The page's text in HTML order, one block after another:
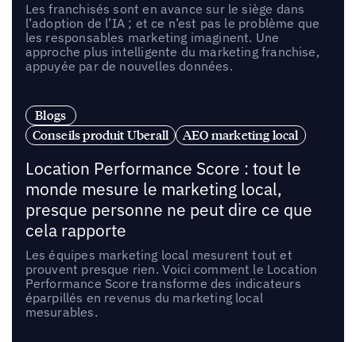
Les franchisés sont en avance sur le siège dans
l’adoption de l’IA ; et ce n’est pas le problème que
les responsables marketing imaginent. Une
approche plus intelligente du marketing franchise,
appuyée par de nouvelles données.
Blogs
Conseils produit Uberall
AEO marketing local
Location Performance Score : tout le
monde mesure le marketing local,
presque personne ne peut dire ce que
cela rapporte
Les équipes marketing local mesurent tout et
prouvent presque rien. Voici comment le Location
Performance Score transforme des indicateurs
éparpillés en revenus du marketing local
mesurables.